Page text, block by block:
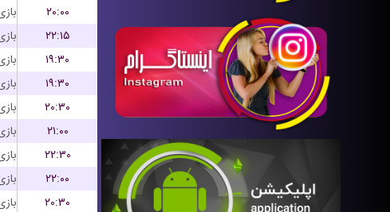
۲۰:۰۰
۲۲:۱۵
۱۹:۳۰
۱۹:۳۰
۲۰:۳۰
۲۱:۰۰
۲۲:۳۰
۲۲:۰۰
۲۰:۳۰